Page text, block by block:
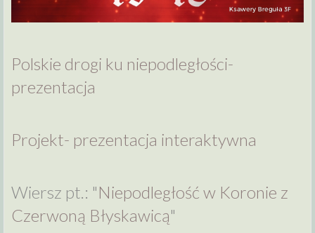
Polskie drogi ku niepodległości-
prezentacja
Projekt- prezentacja interaktywna
Wiersz pt.: "Niepodległość w Koronie z
Czerwoną Błyskawicą"